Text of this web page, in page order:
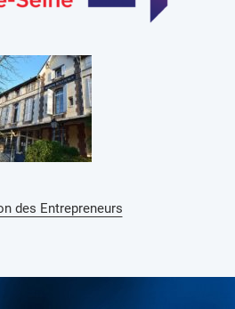
des Entrepreneurs